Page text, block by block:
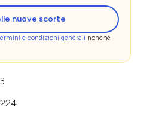
nuove scorte
e condizioni generali nonché